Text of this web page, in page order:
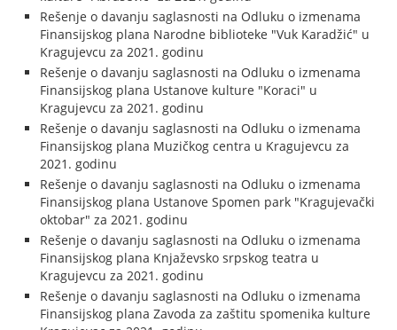
Rešenje o davanju saglasnosti na Odluku o izmenama
Finansijskog plana Narodne biblioteke "Vuk Karadžić" u
Kragujevcu za 2021. godinu
Rešenje o davanju saglasnosti na Odluku o izmenama
Finansijskog plana Ustanove kulture "Koraci" u
Kragujevcu za 2021. godinu
Rešenje o davanju saglasnosti na Odluku o izmenama
Finansijskog plana Muzičkog centra u Kragujevcu za
2021. godinu
Rešenje o davanju saglasnosti na Odluku o izmenama
Finansijskog plana Ustanove Spomen park "Kragujevački
oktobar" za 2021. godinu
Rešenje o davanju saglasnosti na Odluku o izmenama
Finansijskog plana Knjaževsko srpskog teatra u
Kragujevcu za 2021. godinu
Rešenje o davanju saglasnosti na Odluku o izmenama
Finansijskog plana Zavoda za zaštitu spomenika kulture